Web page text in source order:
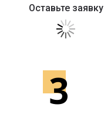
Оставьте заявку
3